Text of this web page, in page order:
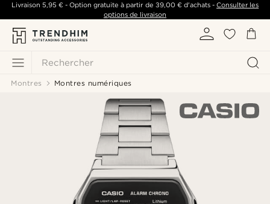
Rechercher
Livraison 5,95 €- Option gratuite à partir de 39,00 €d'achats -Consulter les
options de livraison
Montres Montres numériques